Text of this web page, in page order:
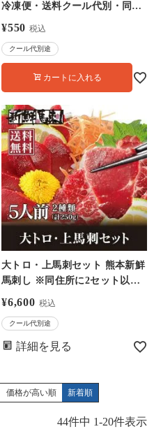
冷凍便・送料クール代別・同梱
可能＞ 馬肉 おつまみ おかず 肴
¥550 税込
クール代別途
カートに入れる
大トロ・上馬刺セット 熊本新鮮
馬刺し ※同住所に2セット以上
タレプレゼント ＜送料無料・冷
【0308403】
¥6,600 税込
クール代別途
詳細を見る
価格が高い順 新着順
44件中 1-20件表示